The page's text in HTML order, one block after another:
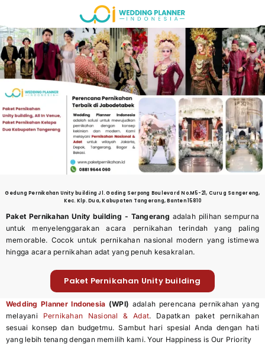
to
content
Gedung Pernikahan Unity building Jl. Gading Serpong Boulevard No.M5-21, Curug Sangereng,
Kec. Klp. Dua, Kabupaten Tangerang, Banten 15810
Paket Pernikahan Unity building - Tangerang adalah pilihan sempurna
untuk menyelenggarakan acara pernikahan terindah yang paling
memorable. Cocok untuk pernikahan nasional modern yang istimewa
hingga acara pernikahan adat yang penuh kesakralan.
Paket Pernikahan Unity building
Wedding Planner Indonesia (WPI) adalah perencana pernikahan yang
melayani Pernikahan Nasional & Adat. Dapatkan paket pernikahan
sesuai konsep dan budgetmu. Sambut hari spesial Anda dengan hati
yang lebih tenang dengan memilih kami. Your Happiness is Our Priority